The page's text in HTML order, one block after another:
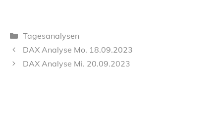
Kategorien
Tagesanalysen
DAX Analyse Mo. 18.09.2023
DAX Analyse Mi. 20.09.2023